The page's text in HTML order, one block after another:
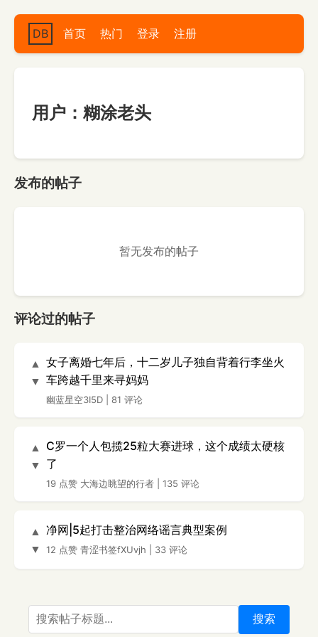
DB 首页 热门 登录 注册
用户：糊涂老头
发布的帖子
暂无发布的帖子
评论过的帖子
▲
▼
女子离婚七年后，十二岁儿子独自背着行李坐火
车跨越千里来寻妈妈
幽蓝星空3I5D 81 评论
▲
▼
C罗一个人包揽25粒大赛进球，这个成绩太硬核
了
19 点赞 大海边眺望的行者 135 评论
▲
▼
净网|5起打击整治网络谣言典型案例
12 点赞 青涩书签fXUvjh 33 评论
搜索